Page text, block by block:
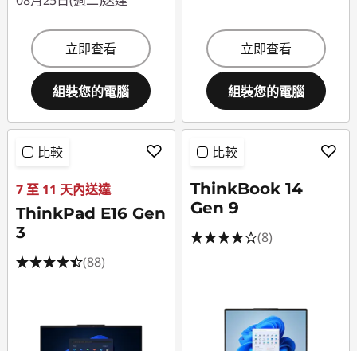
立即查看
組裝您的電腦
立即查看
組裝您的電腦
比較
7 至 11 天內送達
ThinkPad E16 Gen
3
(88)
比較
ThinkBook 14
Gen 9
(8)